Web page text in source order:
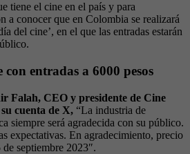
tiene el cine en el país y para
a conocer que en Colombia se realizará
del cine’, en el que las entradas estarán
con entradas a 6000 pesos
Falah, CEO y presidente de Cine
cuenta de X, “La industria de
siempre será agradecida con su público.
expectativas. En agradecimiento, precio
septiembre 2023″.